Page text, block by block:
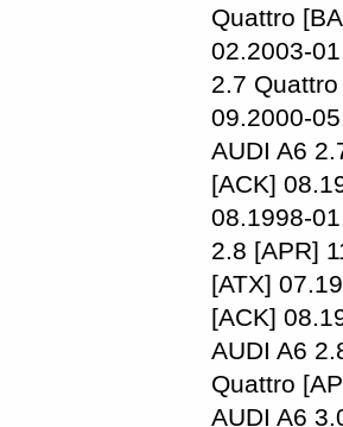
Quattro
02.2003-
2.7
09.2000-
AUDI A6
[ACK]
08.1998-
2.8 [APR]
[ATX]
[ACK]
AUDI A6
Quattro
AUDI A6